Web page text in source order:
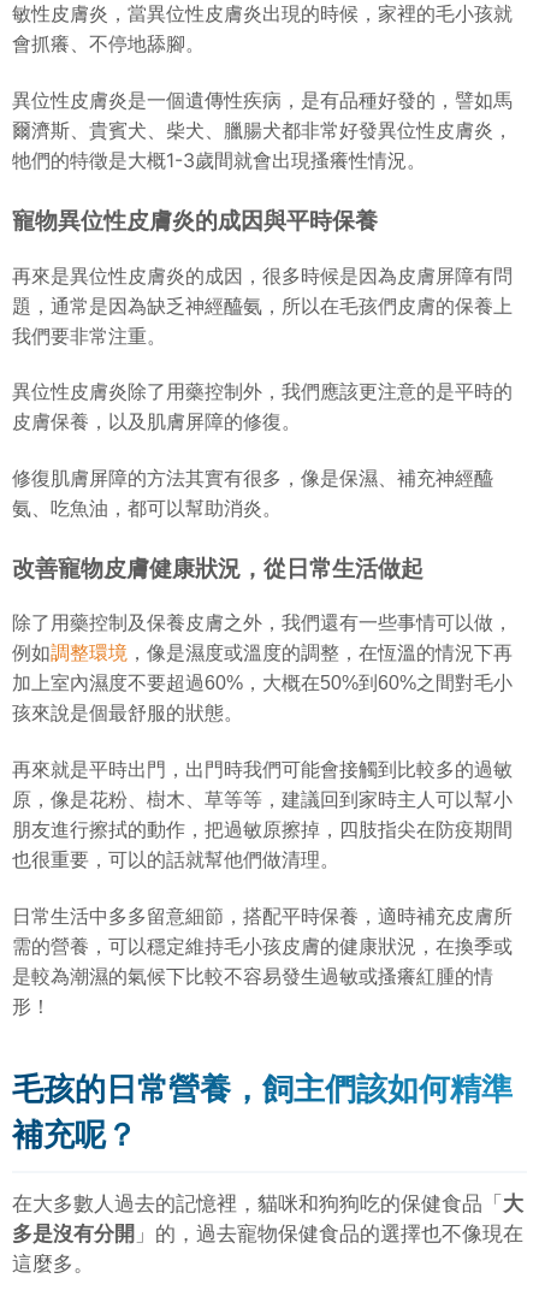
敏性皮膚炎，當異位性皮膚炎出現的時候，家裡的毛小孩就
會抓癢、不停地舔腳。
異位性皮膚炎是一個遺傳性疾病，是有品種好發的，譬如馬
爾濟斯、貴賓犬、柴犬、臘腸犬都非常好發異位性皮膚炎，
牠們的特徵是大概1-3歲間就會出現搔癢性情況。
寵物異位性皮膚炎的成因與平時保養
再來是異位性皮膚炎的成因，很多時候是因為皮膚屏障有問
題，通常是因為缺乏神經醯氨，所以在毛孩們皮膚的保養上
我們要非常注重。
異位性皮膚炎除了用藥控制外，我們應該更注意的是平時的
皮膚保養，以及肌膚屏障的修復。
修復肌膚屏障的方法其實有很多，像是保濕、補充神經醯
氨、吃魚油，都可以幫助消炎。
改善寵物皮膚健康狀況，從日常生活做起
除了用藥控制及保養皮膚之外，我們還有一些事情可以做，
例如調整環境 ，像是濕度或溫度的調整，在恆溫的情況下再
加上室內濕度不要超過60%，大概在50%到60%之間對毛小
孩來說是個最舒服的狀態。
再來就是平時出門，出門時我們可能會接觸到比較多的過敏
原，像是花粉、樹木、草等等，建議回到家時主人可以幫小
朋友進行擦拭的動作，把過敏原擦掉，四肢指尖在防疫期間
也很重要，可以的話就幫他們做清理。
日常生活中多多留意細節，搭配平時保養，適時補充皮膚所
需的營養，可以穩定維持毛小孩皮膚的健康狀況，在換季或
是較為潮濕的氣候下比較不容易發生過敏或搔癢紅腫的情
形！
毛孩的日常營養，飼主們該如何精準
補充呢？
在大多數人過去的記憶裡，貓咪和狗狗吃的保健食品「 大
多是沒有分開 」的，過去寵物保健食品的選擇也不像現在
這麼多。